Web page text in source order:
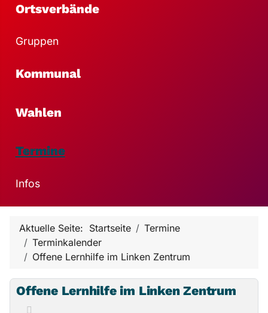
Ortsverbände
Gruppen
Kommunal
Wahlen
Termine
Infos
Aktuelle Seite: Startseite
Termine
Terminkalender
Offene Lernhilfe im Linken Zentrum
Offene Lernhilfe im Linken Zentrum